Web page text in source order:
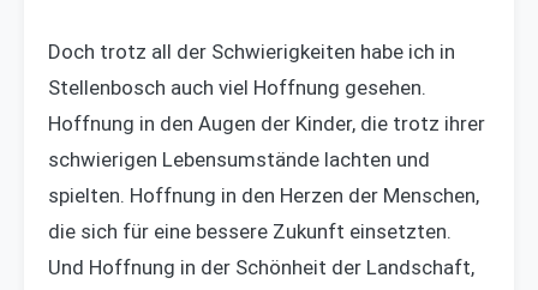
Doch trotz all der Schwierigkeiten habe ich in
Stellenbosch auch viel Hoffnung gesehen.
Hoffnung in den Augen der Kinder, die trotz ihrer
schwierigen Lebensumstände lachten und
spielten. Hoffnung in den Herzen der Menschen,
die sich für eine bessere Zukunft einsetzten.
Und Hoffnung in der Schönheit der Landschaft,